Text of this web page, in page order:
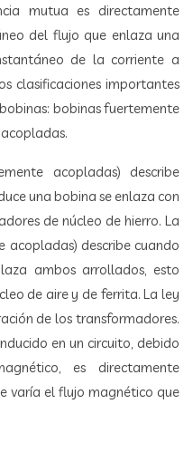
mutua es directamente
del flujo que enlaza una
de la corriente a
clasificaciones importantes
bobinas fuertemente
acopladas) describe
una bobina se enlaza con
de núcleo de hierro. La
acopladas) describe cuando
ambos arrollados, esto
de aire y de ferrita. La ley
de los transformadores.
en un circuito, debido
es directamente
varía el flujo magnético que